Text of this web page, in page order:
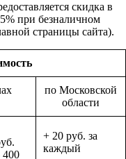
скидка в
при безналичном
страницы сайта).
по Московской
области
400
+ 20 руб. за
каждый